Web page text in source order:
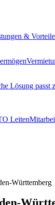
& Vorteile
Lösung passt
Leiten
Württemberg